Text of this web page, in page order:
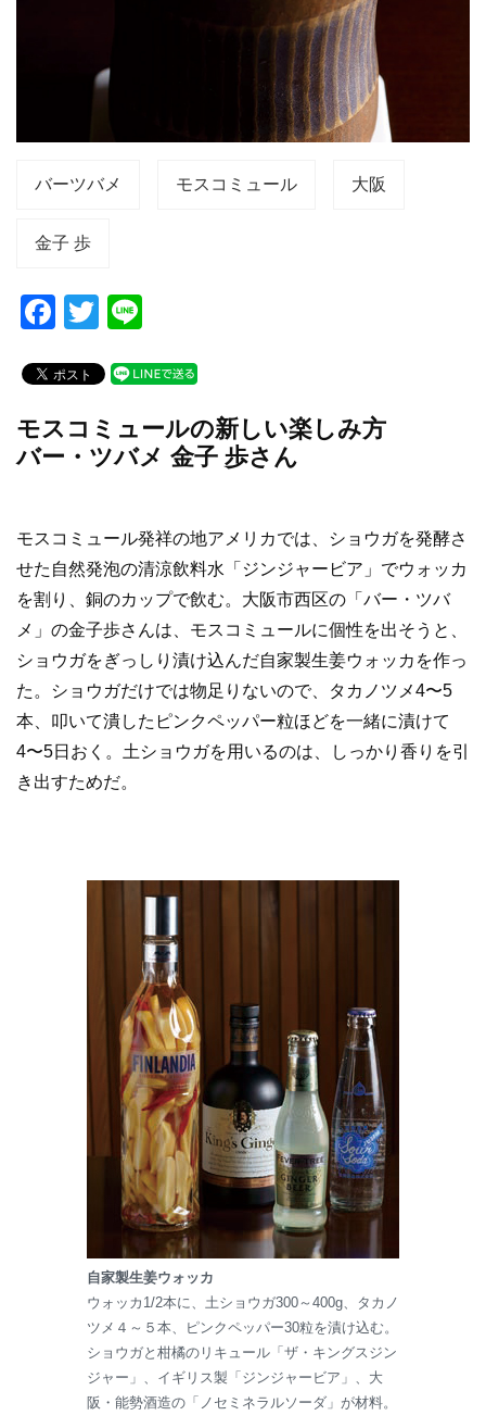
バーツバメ モスコミュール 大阪
金子 歩
F
c
e
b
k
T
tt
er
e
モスコミュールの新しい楽しみ方
バー・ツバメ 金子 歩さん
モスコミュール発祥の地アメリカでは、ショウガを発酵さ
せた自然発泡の清涼飲料水「ジンジャービア」でウォッカ
を割り、銅のカップで飲む。大阪市西区の「バー・ツバ
メ」の金子歩さんは、モスコミュールに個性を出そうと、
ショウガをぎっしり漬け込んだ自家製生姜ウォッカを作っ
た。ショウガだけでは物足りないので、タカノツメ4〜5
本、叩いて潰したピンクペッパー粒ほどを一緒に漬けて
4〜5日おく。土ショウガを用いるのは、しっかり香りを引
き出すためだ。
自家製生姜ウォッカ
ウォッカ1/2本に、土ショウガ300～400g、タカノ
ツメ４～５本、ピンクペッパー30粒を漬け込む。
ショウガと柑橘のリキュール「ザ・キングスジン
ジャー」、イギリス製「ジンジャービア」、大
阪・能勢酒造の「ノセミネラルソーダ」が材料。